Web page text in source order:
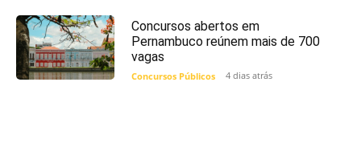
Concursos abertos em
Pernambuco reúnem mais de 700
vagas
Concursos Públicos 4 dias atrás